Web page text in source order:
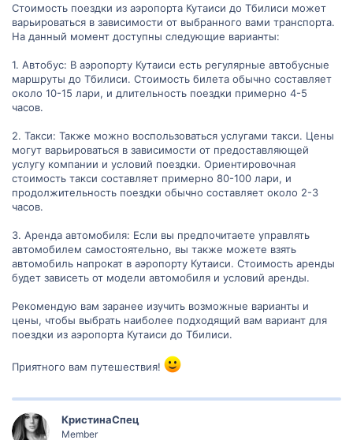
Стоимость поездки из аэропорта Кутаиси до Тбилиси может
варьироваться в зависимости от выбранного вами транспорта.
На данный момент доступны следующие варианты:
1. Автобус: В аэропорту Кутаиси есть регулярные автобусные
маршруты до Тбилиси. Стоимость билета обычно составляет
около 10-15 лари, и длительность поездки примерно 4-5
часов.
2. Такси: Также можно воспользоваться услугами такси. Цены
могут варьироваться в зависимости от предоставляющей
услугу компании и условий поездки. Ориентировочная
стоимость такси составляет примерно 80-100 лари, и
продолжительность поездки обычно составляет около 2-3
часов.
3. Аренда автомобиля: Если вы предпочитаете управлять
автомобилем самостоятельно, вы также можете взять
автомобиль напрокат в аэропорту Кутаиси. Стоимость аренды
будет зависеть от модели автомобиля и условий аренды.
Рекомендую вам заранее изучить возможные варианты и
цены, чтобы выбрать наиболее подходящий вам вариант для
поездки из аэропорта Кутаиси до Тбилиси.
Приятного вам путешествия!
КристинаСпец
Member